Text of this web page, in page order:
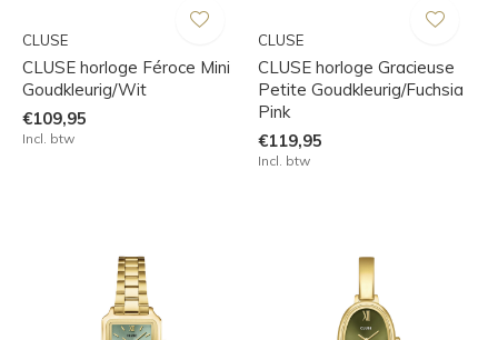
CLUSE
CLUSE horloge Féroce Mini
Goudkleurig/Wit
€109,95
Incl. btw
CLUSE
CLUSE horloge Gracieuse
Petite Goudkleurig/Fuchsia
Pink
€119,95
Incl. btw